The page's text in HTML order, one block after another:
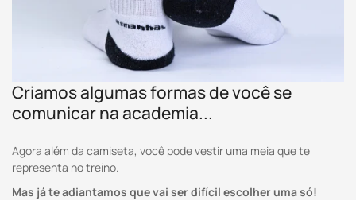
Criamos algumas formas de você se
comunicar na academia...
Agora além da camiseta, você pode vestir uma meia que te
representa no treino.
Mas já te adiantamos que vai ser difícil escolher uma só!
Confirm your age
Are you 18 years old or older?
NO, I'M NOT